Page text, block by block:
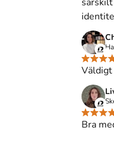
engelskan och alla andra
engelskan och alla
och alla andra
Väldigt
Bra